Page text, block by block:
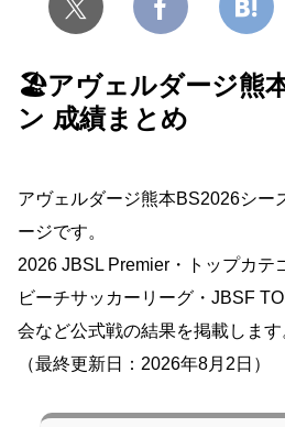
🏖️アヴェルダージ熊
ン 成績まとめ
アヴェルダージ熊本BS2026シー
ージです。
2026 JBSL Premier・トップカテ
ビーチサッカーリーグ・JBSF
会など公式戦の結果を掲載します
（最終更新日：2026年8月2日）